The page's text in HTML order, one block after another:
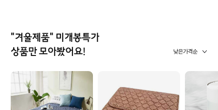
"겨울제품" 미개봉특가
상품만 모아봤어요!
낮은가격순